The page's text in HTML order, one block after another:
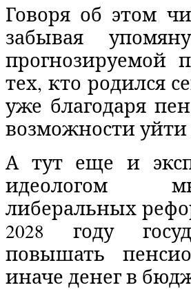
Говоря об этом
забывая
прогнозируемой
тех, кто родился
уже благодаря
возможности
А тут еще и
идеологом
либеральных
2028 году
повышать
иначе денег в